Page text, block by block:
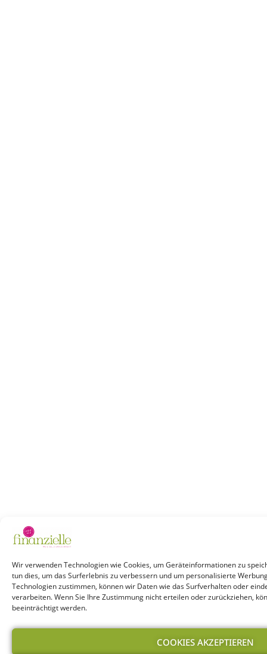
Wir verwenden Technologien wie Cookies, um Geräteinformationen zu
tun dies, um das Surferlebnis zu verbessern und um personalisierte
Technologien zustimmen, können wir Daten wie das Surfverhalten oder
verarbeiten. Wenn Sie Ihre Zustimmung nicht erteilen oder zurückziehen,
beeinträchtigt werden.
COOKIES AKZEPTIEREN